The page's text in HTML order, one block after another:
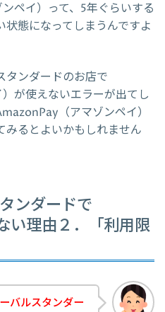
ペイ）って、5年ぐらいする
態になってしまうんですよ
タンダードのお店で
が使えないエラーが出てし
（アマゾンペイ）
みるとよいかもしれません
ンダードで
い理由２．「利用限
バルスタンダー